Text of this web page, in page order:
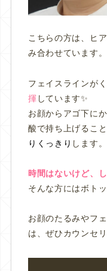
こちらの方は、ヒ
み合わせています。
フェイスラインが
揮 しています✨
お顔からアゴ下に
酸で持ち上げるこ
りくっきり します。
時間はないけど、
そんな方にはボト
お顔のたるみやフ
は、ぜひカウンセ